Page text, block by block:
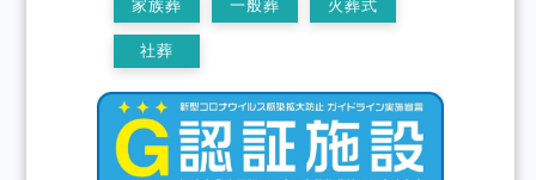
家族葬 一般葬 火葬式
社葬